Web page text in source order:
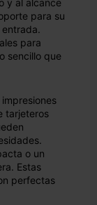
y al alcance
para su
para
sencillo que
tarjeteros
o un
Estas
perfectas